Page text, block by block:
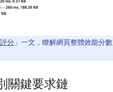
分 」一文，瞭解網頁整體效能分數
關鍵要求鏈